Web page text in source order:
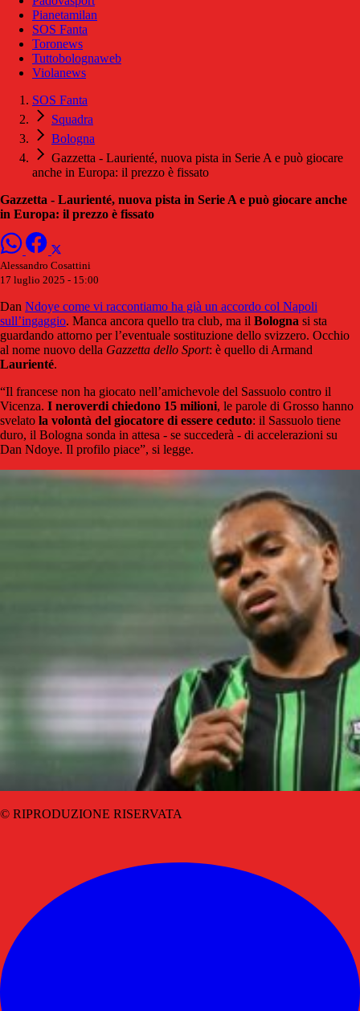
Pianetamilan
SOS Fanta
Toronews
Tuttobolognaweb
Violanews
SOS Fanta
Squadra
Bologna
Gazzetta - Laurienté, nuova pista in Serie A e può giocare
anche in Europa: il prezzo è fissato
Gazzetta - Laurienté, nuova pista in Serie A e può giocare anche
in Europa: il prezzo è fissato
Alessandro Cosattini
17 luglio 2025 - 15:00
Dan Ndoye come vi raccontiamo ha già un accordo col Napoli
sull’ingaggio. Manca ancora quello tra club, ma il Bologna si sta
guardando attorno per l’eventuale sostituzione dello svizzero. Occhio
al nome nuovo della Gazzetta dello Sport: è quello di Armand
Laurienté.
“Il francese non ha giocato nell’amichevole del Sassuolo contro il
Vicenza. I neroverdi chiedono 15 milioni, le parole di Grosso hanno
svelato la volontà del giocatore di essere ceduto: il Sassuolo tiene
duro, il Bologna sonda in attesa - se succederà - di accelerazioni su
Dan Ndoye. Il profilo piace”, si legge.
© RIPRODUZIONE RISERVATA